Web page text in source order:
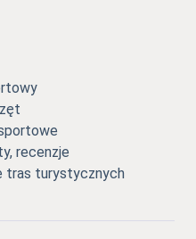
recenzje
tras turystycznych